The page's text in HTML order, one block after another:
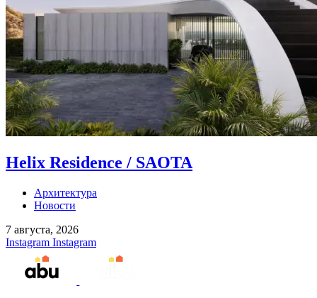
Helix Residence / SAOTA
Архитектура
Новости
7 августа, 2026
Instagram Instagram